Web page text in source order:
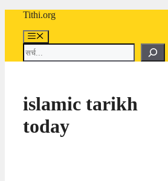
content
Tithi.org
Menu
Search
islamic tarikh
today